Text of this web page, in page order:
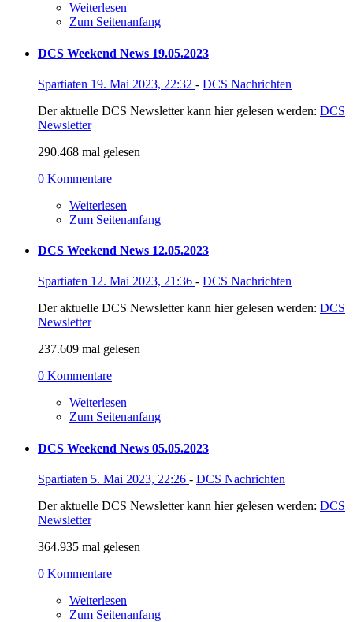
Weiterlesen
Zum Seitenanfang
DCS Weekend News 19.05.2023
Spartiaten 19. Mai 2023, 22:32 - DCS Nachrichten
Der aktuelle DCS Newsletter kann hier gelesen werden: DCS
Newsletter
290.468 mal gelesen
0 Kommentare
Weiterlesen
Zum Seitenanfang
DCS Weekend News 12.05.2023
Spartiaten 12. Mai 2023, 21:36 - DCS Nachrichten
Der aktuelle DCS Newsletter kann hier gelesen werden: DCS
Newsletter
237.609 mal gelesen
0 Kommentare
Weiterlesen
Zum Seitenanfang
DCS Weekend News 05.05.2023
Spartiaten 5. Mai 2023, 22:26 - DCS Nachrichten
Der aktuelle DCS Newsletter kann hier gelesen werden: DCS
Newsletter
364.935 mal gelesen
0 Kommentare
Weiterlesen
Zum Seitenanfang